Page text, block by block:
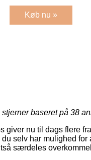
Køb nu »
baseret på 38
giver nu til dags flere
selv har mulighed
særdeles